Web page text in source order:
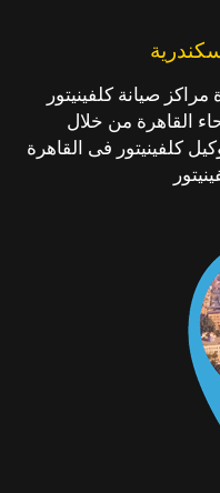
صيانة كلفينيتور
القاهرة من خلال
كلفينيتور فى القاهرة